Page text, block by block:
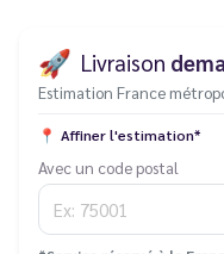
🚀 Livraison
Estimation France
📍 Affiner l'estimation*
Avec un code postal